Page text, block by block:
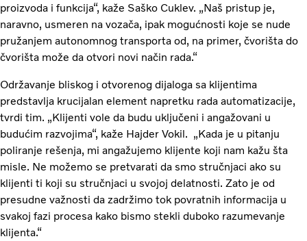
proizvoda i funkcija“, kaže Saško Cuklev. „Naš pristup je,
naravno, usmeren na vozača, ipak mogućnosti koje se nude
pružanjem autonomnog transporta od, na primer, čvorišta do
čvorišta može da otvori novi način rada.“
Održavanje bliskog i otvorenog dijaloga sa klijentima
predstavlja krucijalan element napretku rada automatizacije,
tvrdi tim. „Klijenti vole da budu uključeni i angažovani u
budućim razvojima“, kaže Hajder Vokil. „Kada je u pitanju
poliranje rešenja, mi angažujemo klijente koji nam kažu šta
misle. Ne možemo se pretvarati da smo stručnjaci ako su
klijenti ti koji su stručnjaci u svojoj delatnosti. Zato je od
presudne važnosti da zadržimo tok povratnih informacija u
svakoj fazi procesa kako bismo stekli duboko razumevanje
klijenta.“